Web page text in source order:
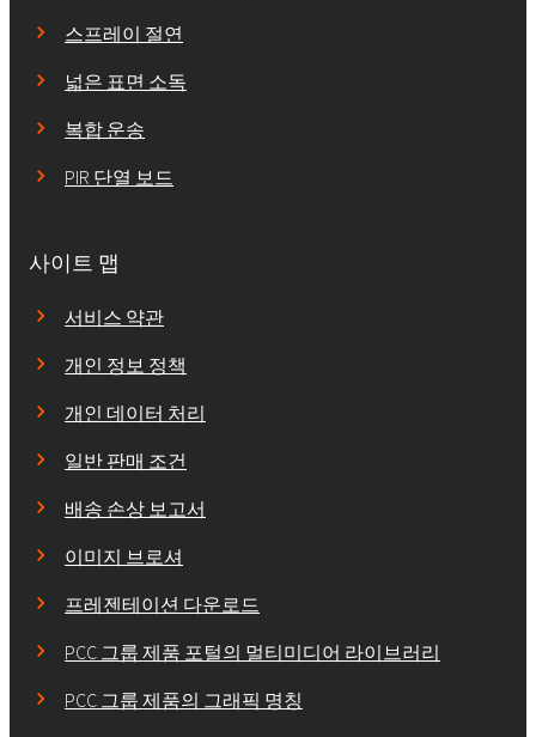
스프레이 절연
넓은 표면 소독
복합 운송
PIR 단열 보드
사이트 맵
서비스 약관
개인 정보 정책
개인 데이터 처리
일반 판매 조건
배송 손상 보고서
이미지 브로셔
프레젠테이션 다운로드
PCC 그룹 제품 포털의 멀티미디어 라이브러리
PCC 그룹 제품의 그래픽 명칭